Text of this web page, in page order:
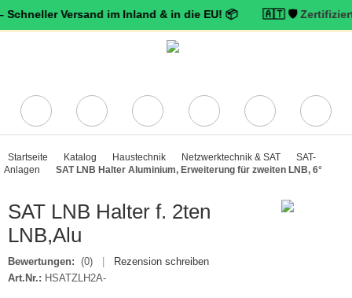
Versand im Inland & in die EU! 📦 🇦🇹 🛡️ Zertifizierter
Startseite Katalog Haustechnik Netzwerktechnik & SAT
SAT-
Anlagen
SAT LNB Halter Aluminium, Erweiterung für zweiten LNB, 6°
SAT LNB Halter f. 2ten
LNB,Alu
Bewertungen: (0)
Rezension schreiben
Art.Nr.: HSATZLH2A-